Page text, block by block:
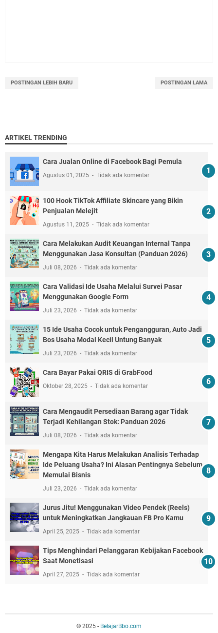
POSTINGAN LEBIH BARU POSTINGAN LAMA
ARTIKEL TRENDING
Cara Jualan Online di Facebook Bagi Pemula
Agustus 01, 2025 Tidak ada komentar
100 Hook TikTok Affiliate Skincare yang Bikin
Penjualan Melejit
Agustus 11, 2025 Tidak ada komentar
Cara Melakukan Audit Keuangan Internal Tanpa
Menggunakan Jasa Konsultan (Panduan 2026)
Juli 08, 2026 Tidak ada komentar
Cara Validasi Ide Usaha Melalui Survei Pasar
Menggunakan Google Form
Juli 23, 2026 Tidak ada komentar
15 Ide Usaha Cocok untuk Pengangguran, Auto Jadi
Bos Usaha Modal Kecil Untung Banyak
Juli 23, 2026 Tidak ada komentar
Cara Bayar Pakai QRIS di GrabFood
Oktober 28, 2025 Tidak ada komentar
Cara Mengaudit Persediaan Barang agar Tidak
Terjadi Kehilangan Stok: Panduan 2026
Juli 08, 2026 Tidak ada komentar
Mengapa Kita Harus Melakukan Analisis Terhadap
Ide Peluang Usaha? Ini Alasan Pentingnya Sebelum
Memulai Bisnis
Juli 23, 2026 Tidak ada komentar
Jurus Jitu! Menggunakan Video Pendek (Reels)
untuk Meningkatkan Jangkauan FB Pro Kamu
April 25, 2025 Tidak ada komentar
Tips Menghindari Pelanggaran Kebijakan Facebook
Saat Monetisasi
April 27, 2025 Tidak ada komentar
© 2025 - BelajarBbo.com